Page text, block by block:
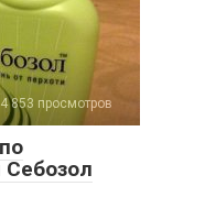
4 853 просмотров